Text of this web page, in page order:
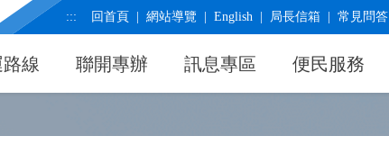
::: 回首頁 網站導覽 English 局長信箱 常見問答
線 聯開專辦 訊息專區 便民服務